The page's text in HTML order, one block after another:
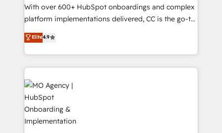
the CRM platform into your digital ecosystem. Would
you like support in deploying your inbound
to your needs and sales objectives. With 125+
certifications, we are part of the most certified
services are offered in both English & French.
With over 600+ HubSpot onboardings and complex
platform implementations delivered, CC is the go-to
Elite Solutions Partner for businesses ready to
migrate, replatform, and scale smarter. We specialize
in high-impact CRM and CMS migrations and
onboarding from platforms like Salesforce, NetSuite,
Zoho, Pardot, Marketo, Microsoft Dynamics, Wix,
WordPress and legacy CRMs, turning fragmented
systems into unified, growth-ready HubSpot
architectures that accelerate revenue operations and
performance. - Multi-object CRM migration, cleanup,
Elite4.9